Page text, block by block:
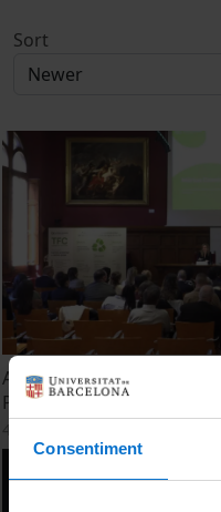
Consentiment
Sort
Acto académico de
Promoción 2024